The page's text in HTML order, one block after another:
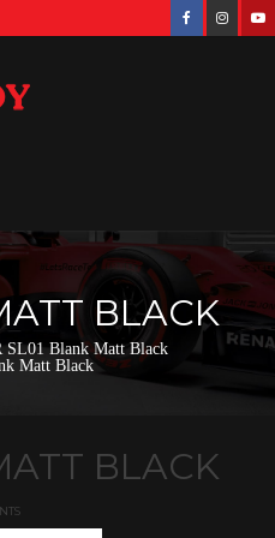
BLACK
SL01 Blank Matt Black
Matt Black
BLACK